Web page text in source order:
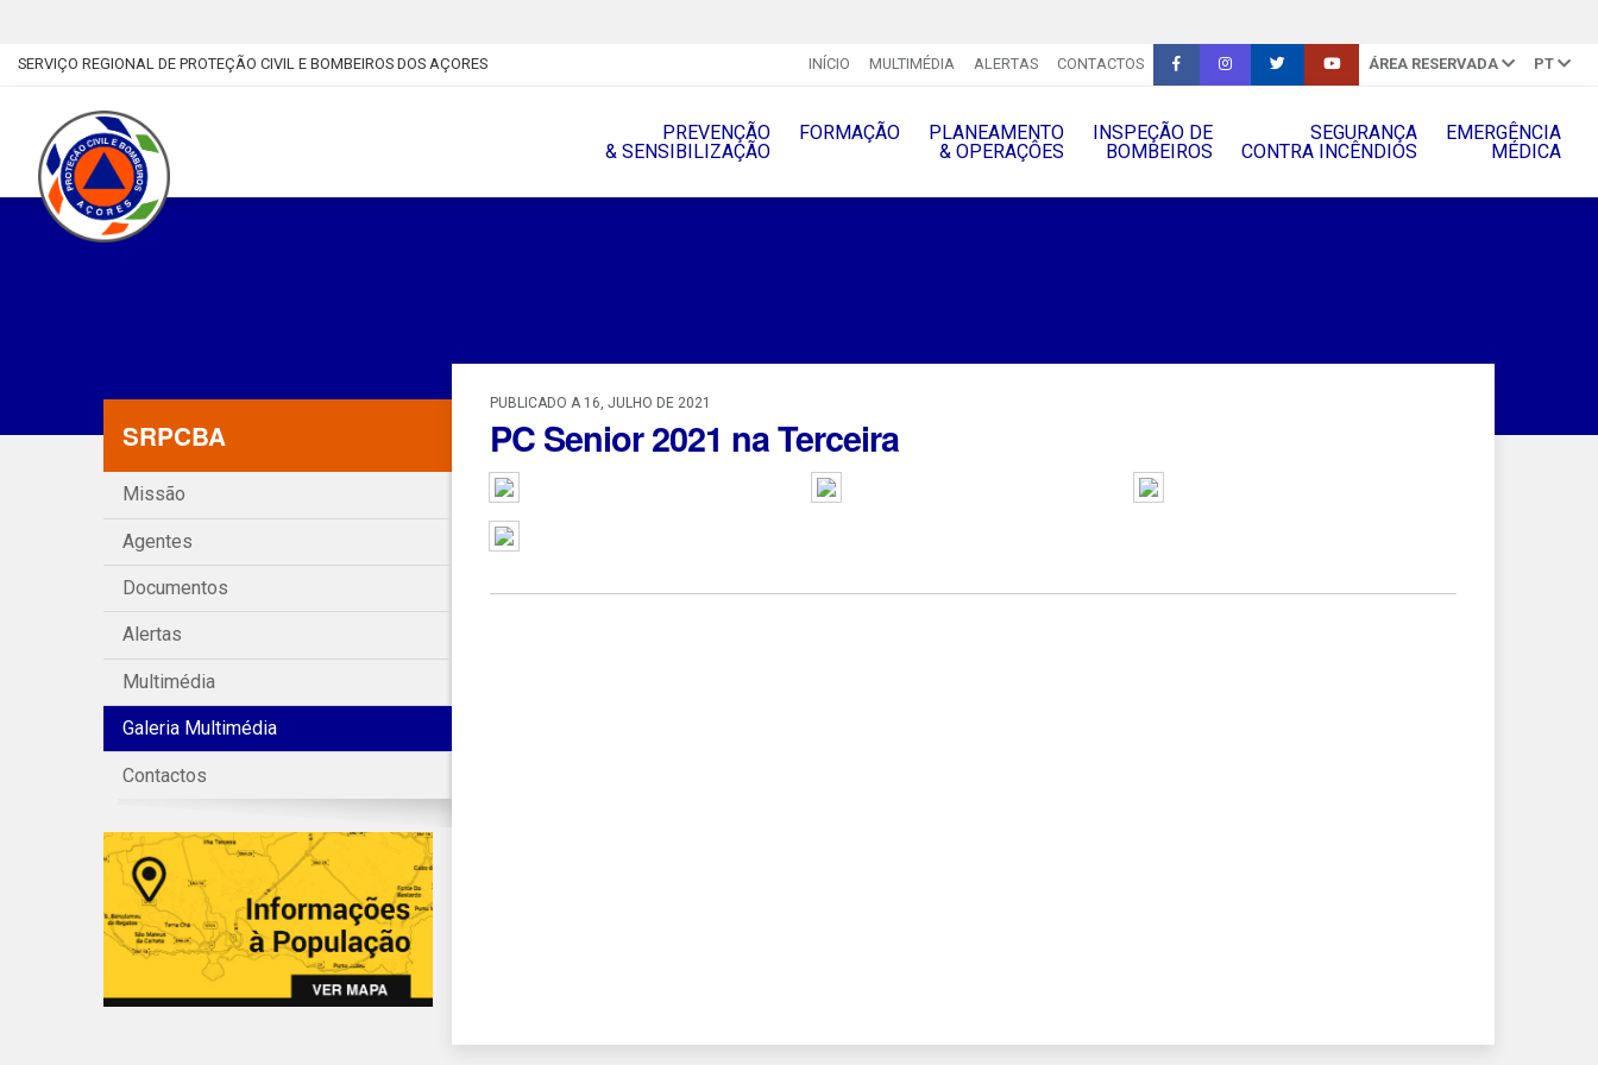
SERVIÇO REGIONAL DE PROTEÇÃO CIVIL E BOMBEIROS DOS AÇORES INÍCIO MULTIMÉDIA ALERTAS CONTACTOS ÁREA RESERVADA PT
PREVENÇÃO
& SENSIBILIZAÇÃO
FORMAÇÃO
PLANEAMENTO
& OPERAÇÔES
INSPEÇÃO DE
BOMBEIROS
SEGURANÇA
CONTRA INCÊNDIOS
EMERGÊNCIA
MÉDICA
SRPCBA
Missão
Agentes
Documentos
Alertas
Multimédia
Galeria Multimédia
Contactos
PUBLICADO A 16, JULHO DE 2021
PC Senior 2021 na Terceira